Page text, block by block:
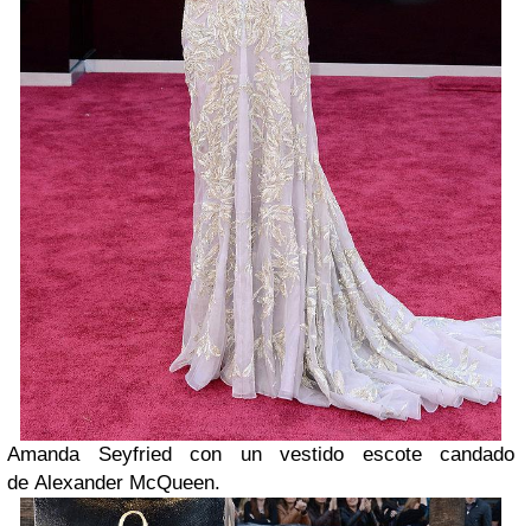
Amanda Seyfried con un vestido escote candado
de Alexander McQueen.